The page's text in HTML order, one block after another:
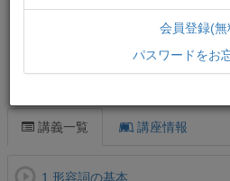
講義一覧 講座情報
1.形容詞の基本
会員登録(無
パスワードをお